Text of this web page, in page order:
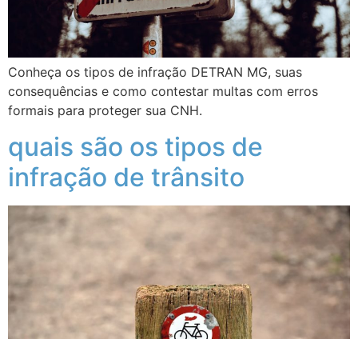
Conheça os tipos de infração DETRAN MG, suas
consequências e como contestar multas com erros
formais para proteger sua CNH.
quais são os tipos de
infração de trânsito